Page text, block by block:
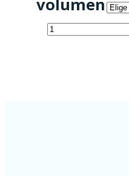
volumen
Depósito